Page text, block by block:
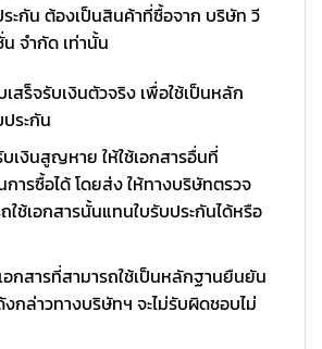
ระกัน ต้องเป็นสินค้าที่ซื้อจาก บริษัท วี
จำกัด เท่านั้น
เสร็จรับเงินตัวจริง เพื่อใช้เป็นหลัก
ระกัน
เงินสูญหาย ให้ใช้เอกสารอื่นที่
ารซื้อได้ โดยส่ง ให้ทางบริษัทตรวจ
ใช้เอกสารนั้นแทนใบรับประกันได้หรือ
กสารที่สามารถใช้เป็นหลักฐานยืนยัน
กล่าวทางบริษัทฯ จะไม่รับผิดชอบไม่